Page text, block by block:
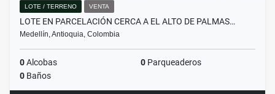
LOTE / TERRENO VENTA
LOTE EN PARCELACIÓN CERCA A EL ALTO DE PALMAS…
Medellín, Antioquia, Colombia
0Alcobas 0 Parqueaderos
0 Baños